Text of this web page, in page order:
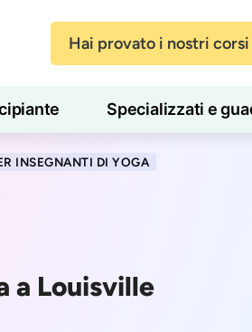
Hai provato i nostri
Specializzati e
Blog Imparare
INSEGNANTI DI YOGA
a Louisville